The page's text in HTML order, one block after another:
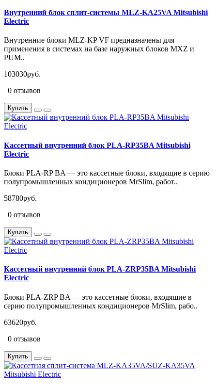
Внутренний блок сплит-системы MLZ-KA25VA Mitsubishi
Electric
Внутренние блоки MLZ-KP VF предназначены для
применения в системах на базе наружных блоков MXZ и
PUM..
103030руб.
0 отзывов
Купить
Кассетный внутренний блок PLA-RP35BA Mitsubishi
Electric
Блоки PLA-RP BA — это кассетные блоки, входящие в серию
полупромышленных кондиционеров MrSlim, работ..
58780руб.
0 отзывов
Купить
Кассетный внутренний блок PLA-ZRP35BA Mitsubishi
Electric
Блоки PLA-ZRP BA — это кассетные блоки, входящие в
серию полупромышленных кондиционеров MrSlim, рабо..
63620руб.
0 отзывов
Купить